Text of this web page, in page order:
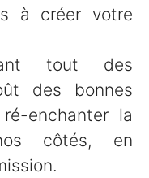
à créer votre
tout des
des bonnes
enchanter la
côtés, en